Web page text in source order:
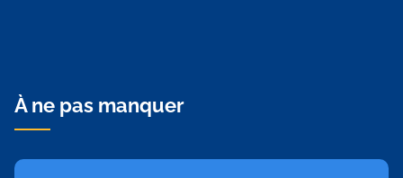
À ne pas manquer